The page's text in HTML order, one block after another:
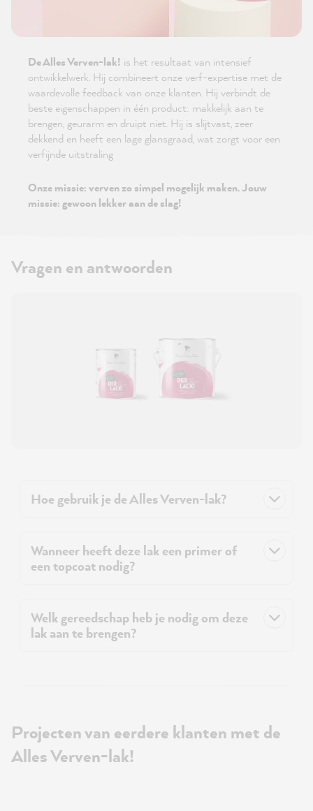
De Alles Verven-lak! is het resultaat van intensief
ontwikkelwerk. Hij combineert onze verf-expertise met de
waardevolle feedback van onze klanten. Hij verbindt de
beste eigenschappen in één product: makkelijk aan te
brengen, geurarm en druipt niet. Hij is slijtvast, zeer
dekkend en heeft een lage glansgraad, wat zorgt voor een
verfijnde uitstraling
Onze missie: verven zo simpel mogelijk maken. Jouw
missie: gewoon lekker aan de slag!
Vragen en antwoorden
Hoe gebruik je de Alles Verven-lak?
Wanneer heeft deze lak een primer of
een topcoat nodig?
Welk gereedschap heb je nodig om deze
lak aan te brengen?
Projecten van eerdere klanten met de
Alles Verven-lak!